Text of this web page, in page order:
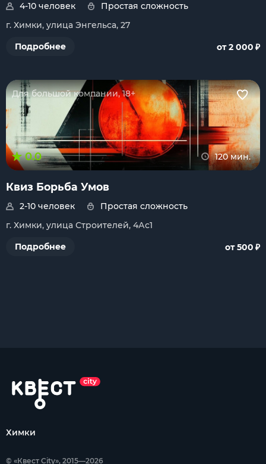
4-10 человек
Простая сложность
г. Химки, улица Энгельса, 27
Подробнее
от 2 000 ₽
Для большой компании, 18+
0.0 120 мин.
Квиз Борьба Умов
2-10 человек
Простая сложность
г. Химки, улица Строителей, 4Ас1
Подробнее
от 500 ₽
Химки
© «Квест City», 2015—2026